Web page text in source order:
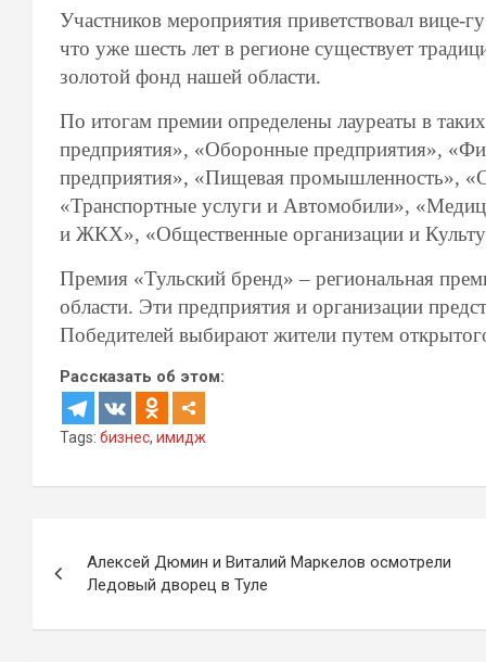
Участников мероприятия приветствовал вице-
что уже шесть лет в регионе существует
золотой фонд нашей области.
По итогам премии определены лауреаты в
предприятия», «Оборонные предприятия»,
предприятия», «Пищевая промышленность»,
«Транспортные услуги и Автомобили»,
и ЖКХ», «Общественные организации и
Премия «Тульский бренд» – региональная
области. Эти предприятия и организации
Победителей выбирают жители путем
Рассказать об этом:
Tags: бизнес, имидж
по
записям
Алексей Дюмин и Виталий Маркелов осмотрели
Ледовый дворец в Туле